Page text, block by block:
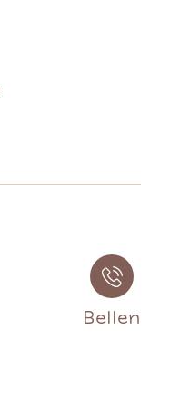
Bellen